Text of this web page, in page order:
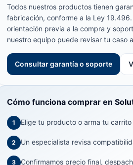
Todos nuestros productos tienen
fabricación, conforme a la Ley
orientación previa a la compra y
nuestro equipo puede revisar tu caso
Consultar garantía o soporte
Cómo funciona comprar en
1 Elige tu producto o arma tu carrito
2 Un especialista revisa
3 Confirmamos precio final,